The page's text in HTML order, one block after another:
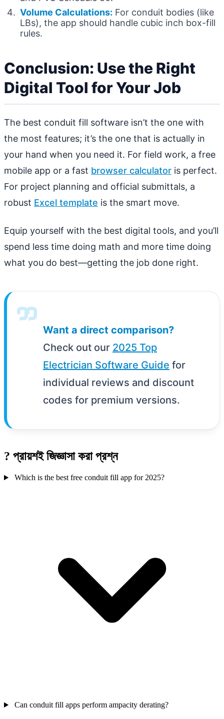
Volume Calculations: For conduit bodies (like
LBs), the app should handle cubic inch box-fill
rules.
Conclusion: Use the Right
Digital Tool for Your Job
The best conduit fill software isn’t the one with
the most features; it’s the one that is actually in
your hand when you need it. For field work, a free
mobile app or a fast browser calculator is perfect.
For project planning and official submittals, a
robust Excel template is the smart move.
Equip yourself with the best digital tools, and you’ll
spend less time doing math and more time doing
what you do best—getting the job done right.
Want a direct comparison?
Check out our 2025 Top
Electrician Software Guide for
individual reviews and discount
codes for premium versions.
? প্রায়শই জিজ্ঞাসা করা প্রশ্ন
Which is the best free conduit fill app for 2025?
Can conduit fill apps perform ampacity derating?